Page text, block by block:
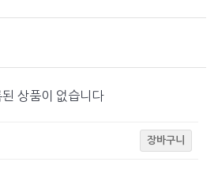
된 상품이 없습니다
장바구니